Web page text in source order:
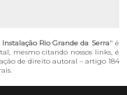
Rio Grande da Serra" é
mesmo citando nossos links, é
de direito autoral – artigo 184
.